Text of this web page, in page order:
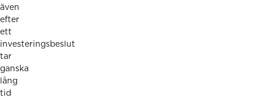
även
efter
ett
investeringsbeslut
tar
ganska
lång
tid